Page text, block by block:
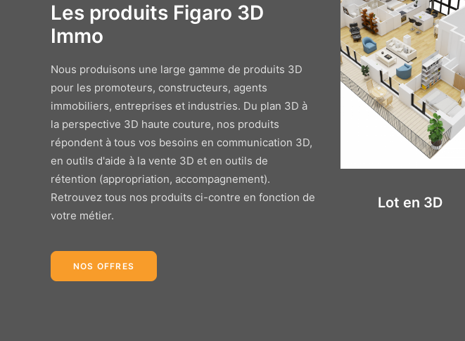
Les produits Figaro 3D
Immo
Nous produisons une large gamme de produits 3D
pour les promoteurs, constructeurs, agents
immobiliers, entreprises et industries. Du plan 3D à
la perspective 3D haute couture, nos produits
répondent à tous vos besoins en communication 3D,
en outils d'aide à la vente 3D et en outils de
rétention (appropriation, accompagnement).
Retrouvez tous nos produits ci-contre en fonction de
votre métier.
NOS OFFRES
Maquette orbitale
3D 360°
Lot en 3D
Promenade 360° –